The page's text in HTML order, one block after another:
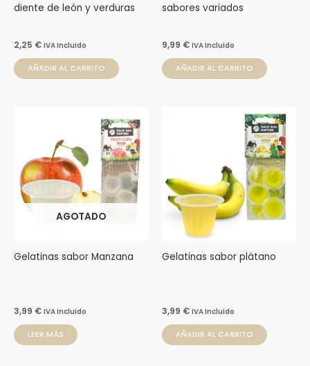
diente de león y verduras
2,25 € IVA Incluido
AÑADIR AL CARRITO
sabores variados
9,99 € IVA Incluido
AÑADIR AL CARRITO
AGOTADO
Gelatinas sabor Manzana
3,99 € IVA Incluido
LEER MÁS
Gelatinas sabor plátano
3,99 € IVA Incluido
AÑADIR AL CARRITO